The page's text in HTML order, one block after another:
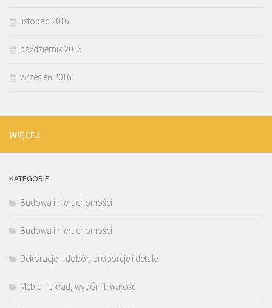
listopad 2016
październik 2016
wrzesień 2016
WIĘCEJ
KATEGORIE
Budowa i nieruchomości
Budowa i nieruchomości
Dekoracje – dobór, proporcje i detale
Meble – układ, wybór i trwałość